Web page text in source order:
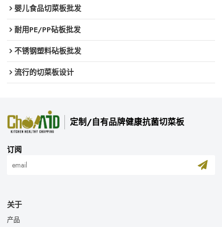
婴儿食品切菜板批发
耐用PE/PP砧板批发
不锈钢塑料砧板批发
流行的切菜板设计
定制/自有品牌健康抗菌切菜板
订阅
关于
产品